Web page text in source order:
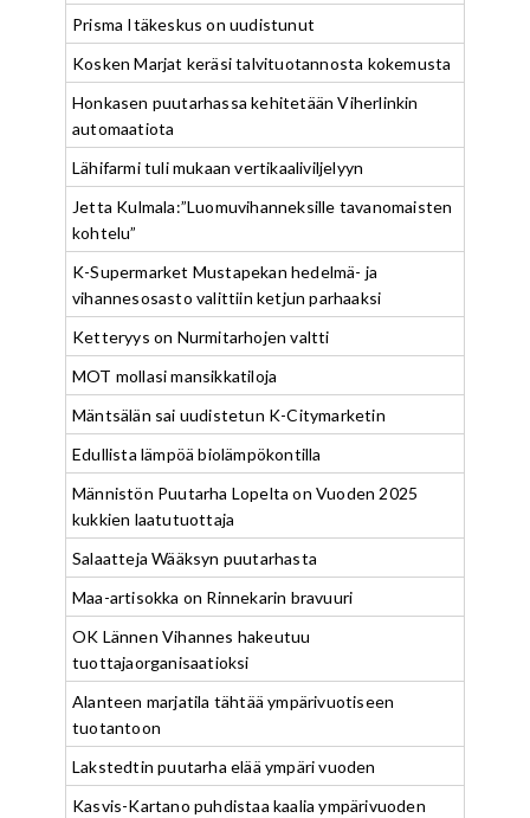
Prisma Itäkeskus on uudistunut
Kosken Marjat keräsi talvituotannosta kokemusta
Honkasen puutarhassa kehitetään Viherlinkin
automaatiota
Lähifarmi tuli mukaan vertikaaliviljelyyn
Jetta Kulmala:”Luomuvihanneksille tavanomaisten
kohtelu”
K-Supermarket Mustapekan hedelmä- ja
vihannesosasto valittiin ketjun parhaaksi
Ketteryys on Nurmitarhojen valtti
MOT mollasi mansikkatiloja
Mäntsälän sai uudistetun K-Citymarketin
Edullista lämpöä biolämpökontilla
Männistön Puutarha Lopelta on Vuoden 2025
kukkien laatutuottaja
Salaatteja Wääksyn puutarhasta
Maa-artisokka on Rinnekarin bravuuri
OK Lännen Vihannes hakeutuu
tuottajaorganisaatioksi
Alanteen marjatila tähtää ympärivuotiseen
tuotantoon
Lakstedtin puutarha elää ympäri vuoden
Kasvis-Kartano puhdistaa kaalia ympärivuoden